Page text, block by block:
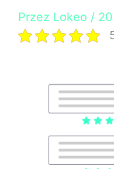
Przez Lokeo /